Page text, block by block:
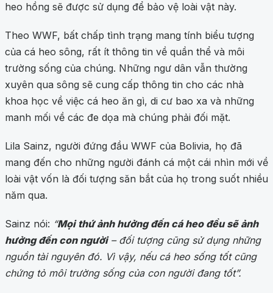
heo hồng sẽ được sử dụng để bảo vệ loài vật này.
Theo WWF, bất chấp tình trạng mang tính biểu tượng
của cá heo sông, rất ít thông tin về quần thể và môi
trường sống của chúng. Những ngư dân vẫn thường
xuyên qua sông sẽ cung cấp thông tin cho các nhà
khoa học về việc cá heo ăn gì, di cư bao xa và những
manh mối về các đe dọa mà chúng phải đối mặt.
Lila Sainz, người đứng đầu WWF của Bolivia, họ đã
mang đến cho những người đánh cá một cái nhìn mới về
loài vật vốn là đối tượng săn bắt của họ trong suốt nhiều
năm qua.
Sainz nói: “Mọi thứ ảnh hưởng đến cá heo đều sẽ ảnh
hưởng đến con người– đối tượng cũng sử dụng những
nguồn tài nguyên đó. Vì vậy, nếu cá heo sống tốt cũng
chứng tỏ môi trường sống của con người đang tốt”.